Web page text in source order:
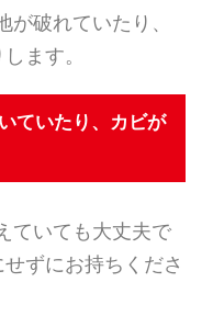
破れていたり、
ます。
ていたり、カビが
ていても大丈夫で
ずにお持ちくださ